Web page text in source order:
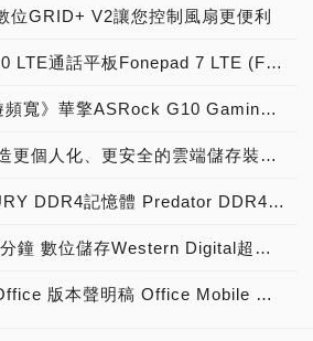
位GRID+ V2讓您控制風扇更便利
華碩首款Android 5.0 LTE通話平板Fonepad 7 LTE (FE375CL)疾速上市
全自動智能優化網遊頻寬》華擎ASRock G10 Gaming Router電競無線路由器，正式上市！
Western Digital 打造更個人化、更安全的雲端儲存裝置 全新My Cloud OS 3操作系統讓相片分享、資料備份及同步功能由消費者全盤掌控
HyperX再推全新FURY DDR4記憶體 Predator DDR4容量同步升級
「刺客聶隱娘」106分鐘 數位儲存Western Digital超「殺」罩得住
Windows 10 搭載 Office 版本聲明稿 Office Mobile 、 Office 2016 與 Office 365 版本差異說明